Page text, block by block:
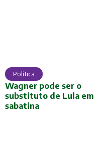
Política
Wagner pode ser o
substituto de Lula em
sabatina